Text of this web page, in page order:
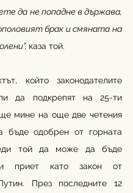
да не попадне в държава,
брак и смяната на
каза той.
който законодателите
да подкрепят на 25-ти
мине на още две четения
бъде одобрен от горната
той да може да бъде
и приет като закон от
През последните 12